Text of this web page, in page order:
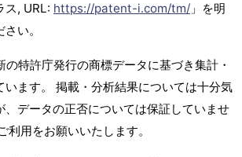
ス, URL: https://patent-i.com/tm/ 」を明
い。
の特許庁発行の商標データに基づき集計・
います。 掲載・分析結果については十分気
、データの正否については保証していませ
利用をお願いいたします。